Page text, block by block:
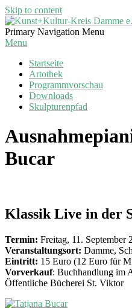
Skip to content
Kunst+Kultur-
Kreis
Primary Navigation Menu
Menu
Startseite
Artothek
Programmvorschau
Downloads
Skulpturenpfad
Bucar
Klassik Live in der
Termin: Freitag, 11. September
Veranstaltungsort: Damme,
Eintritt: 15 Euro (12 Euro für
Vorverkauf: Buchhandlung im
Öffentliche Bücherei St. Viktor